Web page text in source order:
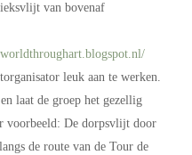
van bovenaf
leuk aan te werken.
laat de groep het gezellig
voorbeeld: De dorpsvlijt door
de route van de Tour de